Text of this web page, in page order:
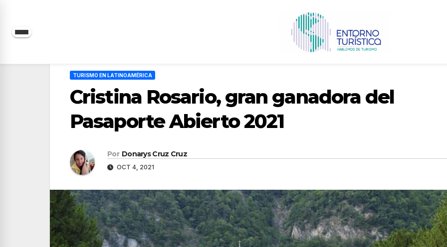
Saltar
TURISMO EN LATINOAMÉRICA
Cristina Rosario, gran ganadora del
Pasaporte Abierto 2021
Por Donarys Cruz Cruz
OCT 4, 2021